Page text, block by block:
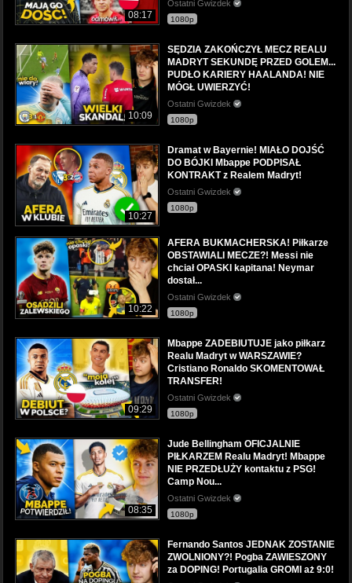
08:17
Ostatni Gwizdek
1080p
10:09
SĘDZIA ZAKOŃCZYŁ MECZ REALU
MADRYT SEKUNDĘ PRZED GOLEM...
PUDŁO KARIERY HAALANDA! NIE
MÓGŁ UWIERZYĆ!
Ostatni Gwizdek
1080p
10:27
Dramat w Bayernie! MIAŁO DOJŚĆ
DO BÓJKI Mbappe PODPISAŁ
KONTRAKT z Realem Madryt!
Ostatni Gwizdek
1080p
10:22
AFERA BUKMACHERSKA! Piłkarze
OBSTAWIALI MECZE?! Messi nie
chciał OPASKI kapitana! Neymar
dostał...
Ostatni Gwizdek
1080p
09:29
Mbappe ZADEBIUTUJE jako piłkarz
Realu Madryt w WARSZAWIE?
Cristiano Ronaldo SKOMENTOWAŁ
TRANSFER!
Ostatni Gwizdek
1080p
08:35
Jude Bellingham OFICJALNIE
PIŁKARZEM Realu Madryt! Mbappe
NIE PRZEDŁUŻY kontaktu z PSG!
Camp Nou...
Ostatni Gwizdek
1080p
Fernando Santos JEDNAK ZOSTANIE
ZWOLNIONY?! Pogba ZAWIESZONY
za DOPING! Portugalia GROMI aż 9:0!